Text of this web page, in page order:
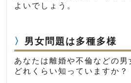
よいでしょう。
男女問題は多種多様
あなたは離婚や不倫などの男
どれくらい知っていますか？